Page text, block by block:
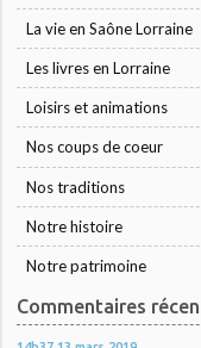
La vie en Saône Lorraine
Les livres en Lorraine
Loisirs et animations
Nos coups de coeur
Nos traditions
Notre histoire
Notre patrimoine
Commentaires